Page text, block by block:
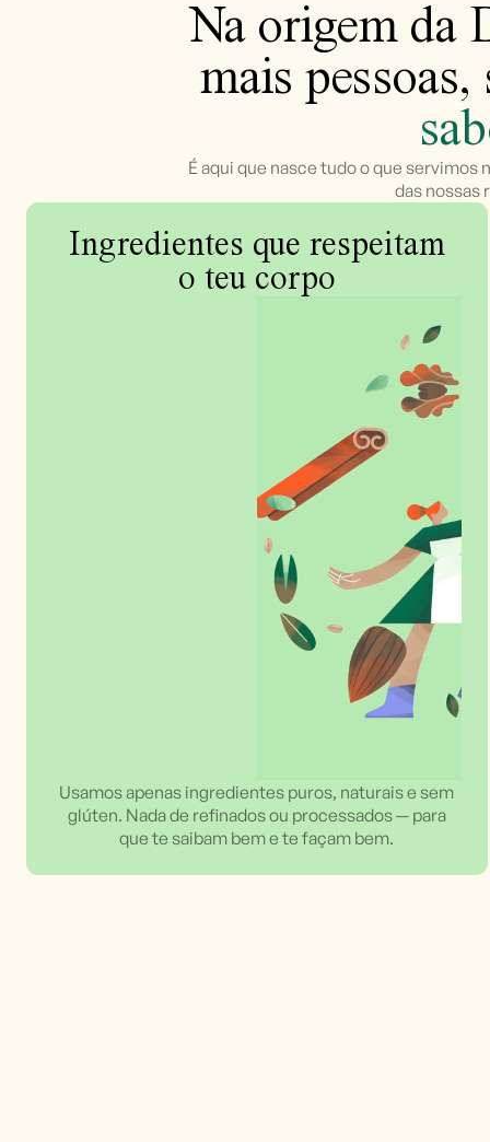
Na origem da
mais
É aqui que nasce tudo o que servimos
das nossas
Ingredientes que respeitam
o teu corpo
Usamos apenas ingredientes puros, naturais e sem
glúten. Nada de refinados ou processados — para
que te saibam bem e te façam bem.